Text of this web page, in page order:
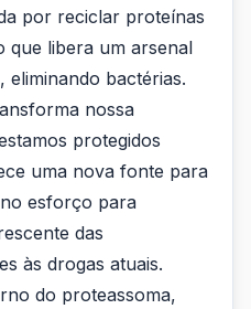
por reciclar proteínas
que libera um arsenal
eliminando bactérias.
nossa
protegidos
uma nova fonte para
esforço para
das
às drogas atuais.
do proteassoma,